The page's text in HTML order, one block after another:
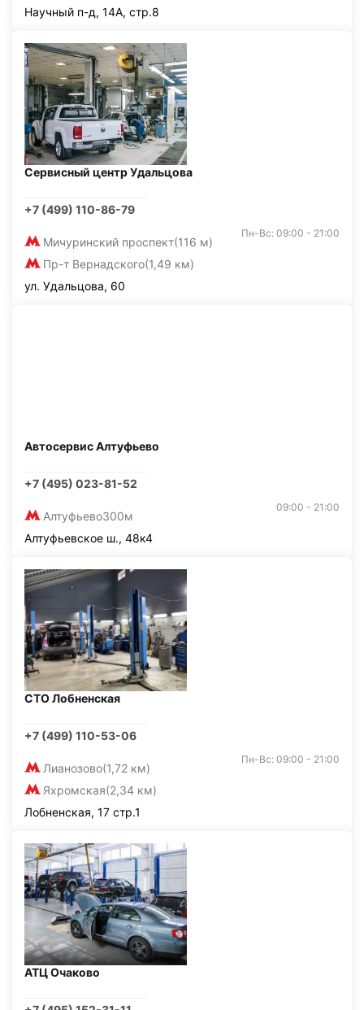
Научный п-д, 14А, стр.8
Сервисный центр Удальцова
+7 (499) 110-86-79
Мичуринский проспект(116 м)
Пр-т Вернадского(1,49 км)
Пн-Вс: 09:00 - 21:00
ул. Удальцова, 60
Автосервис Алтуфьево
+7 (495) 023-81-52
Алтуфьево300м
09:00 - 21:00
Алтуфьевское ш., 48к4
СТО Лобненская
+7 (499) 110-53-06
Лианозово(1,72 км)
Яхромская(2,34 км)
Пн-Вс: 09:00 - 21:00
Лобненская, 17 стр.1
АТЦ Очаково